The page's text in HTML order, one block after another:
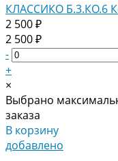
КЛАССИКО Б.3.КО.6
2 500 ₽
2 500 ₽
-
+
×
Выбрано
заказа
В корзину
добавлено